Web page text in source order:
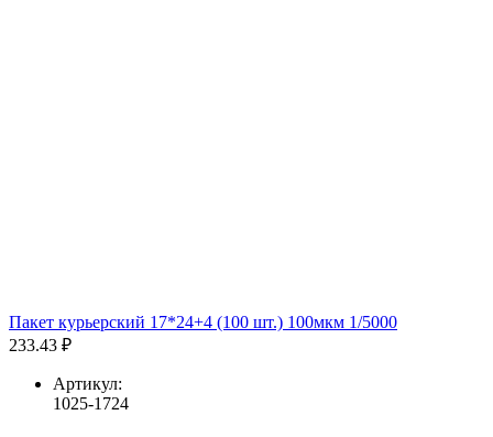
Пакет курьерский 17*24+4 (100 шт.) 100мкм 1/5000
233.43 ₽
Артикул:
1025-1724